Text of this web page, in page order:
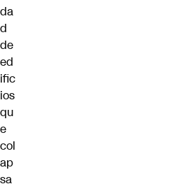
da
d
de
ed
ific
ios
qu
e
col
ap
sa